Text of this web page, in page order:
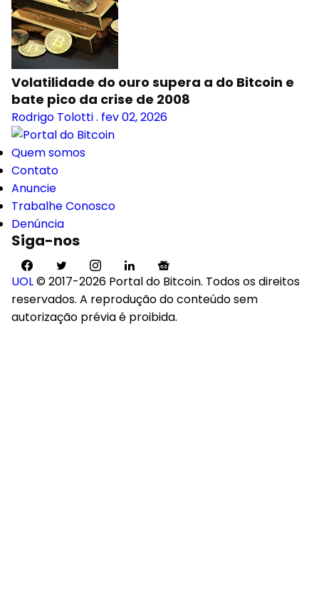
Volatilidade do ouro supera a do Bitcoin e
bate pico da crise de 2008
Rodrigo Tolotti. fev 02, 2026
Quem somos
Contato
Anuncie
Trabalhe Conosco
Denúncia
Siga-nos
UOL© 2017-2026 Portal do Bitcoin. Todos os direitos
reservados. A reprodução do conteúdo sem
autorização prévia é proibida.